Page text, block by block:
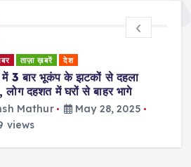
t
s
p
ताज़ा ख़बरें देश
में 3 बार भूकंप के झटकों से दहला
लोग दहशत में घरों से बाहर भागे
Mathur
May 28, 2025
views